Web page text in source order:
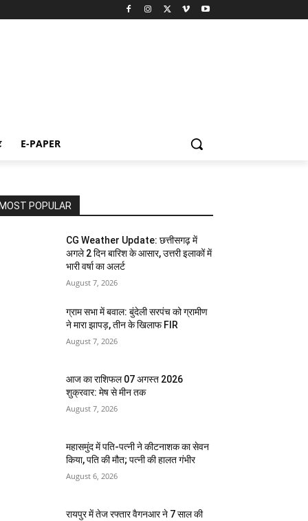
E-PAPER
MOST POPULAR
CG Weather Update: छत्तीसगढ़ में
अगले 2 दिन बारिश के आसार, उत्तरी इलाकों में
भारी वर्षा का अलर्ट
August 7, 2026
ग्राम सभा में बवाल: बुंदेली सरपंच को ग्रामीण
ने मारा झापड़, तीन के खिलाफ FIR
August 7, 2026
आज का राशिफल 07 अगस्त 2026
शुक्रवार: मेष से मीन तक
August 7, 2026
महासमुंद में पति-पत्नी ने कीटनाशक का सेवन
किया, पति की मौत; पत्नी की हालत गंभीर
August 6, 2026
रायपुर में तेज रफ्तार वैगनआर ने 7 साल की